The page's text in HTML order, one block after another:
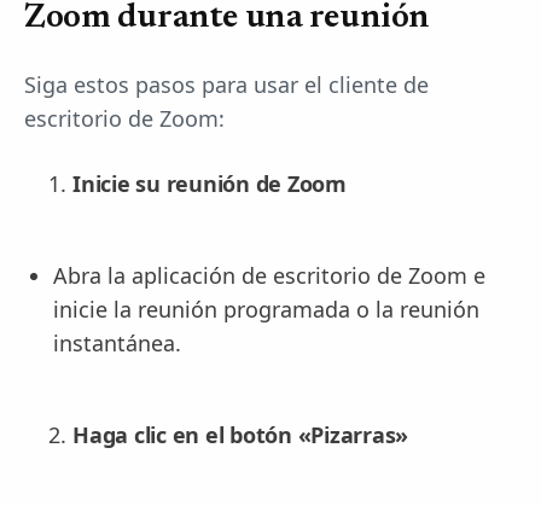
Zoom durante una reunión
Siga estos pasos para usar el cliente de
escritorio de Zoom:
Inicie su reunión de Zoom
Abra la aplicación de escritorio de Zoom e
inicie la reunión programada o la reunión
instantánea.
Haga clic en el botón «Pizarras»